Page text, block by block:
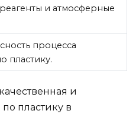
и атмосферные
процесса
пластику.
и
пластику в